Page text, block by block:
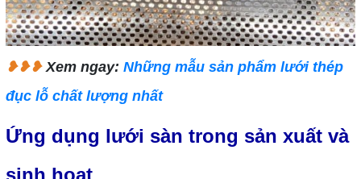
❥❥❥ Xem ngay: Những mẫu sản phẩm lưới thép
đục lỗ chất lượng nhất
Ứng dụng lưới sàn trong sản xuất và
sinh hoạt